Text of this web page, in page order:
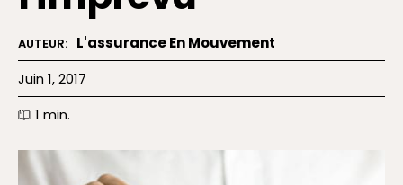
AUTEUR: L'assurance En Mouvement
Juin 1, 2017
1 min.